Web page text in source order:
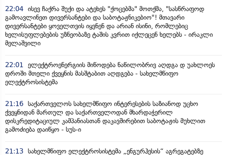
22:04 ისევ ჩაქრა შუქი და ატეხეს "ქოცებმა" მოთქმა, "სასწრაფოდ
გამოავლინეთ დივერსანტები და საბოტაჟნიკებიო"! მთავარი
დივერსანტები ყოველთვის იყვნენ და არიან ისინი, რომლებიც
ხელისუფლებების უზნეობაზე ტაშის კვრით იქლეცენ ხელებს - ირაკლი
მელაშვილი
22:01 ელექტროენერგიის მიწოდება ნაწილობრივ აღდგა დ უახლოეს
დროში მთელი ქვეყნის მასშტაბით აღდგება - სახელმწიფო
ელექტროსისტემა
21:16 საქართველოს სახელმწიფო ინტერესების საზიანოდ უცხო
ქვეყნიდან მართულ და საქართველოდან მხარდაჭერილ
დისკრედიტაციულ კამპანიასთან დაკავშირებით საბოტაჟის მუხლით
გამოძიება დაიწყო - სუს-ი
21:13 სახელმწიფო ელექტროსისტემა „ენგურჰესის“ აგრეგატებზე